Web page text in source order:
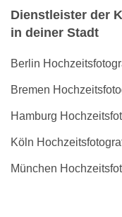
Dienstleister der
in deiner Stadt
Berlin
Bremen
Hamburg
Köln
München